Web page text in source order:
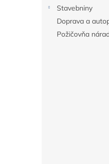
Stavebniny
Doprava a
Požičovňa